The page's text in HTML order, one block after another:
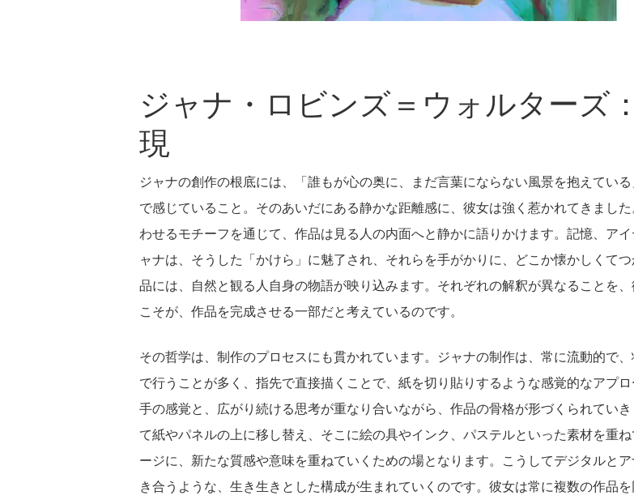
ジャナ・ロビンズ＝ウォルターズ
現
ジャナの創作の根底には、「誰もが心の奥に、まだ言葉にならない風景を抱えてい
で感じていること。そのあいだにある静かな距離感に、彼女は強く惹かれてきまし
わせるモチーフを通じて、作品は見る人の内面へと静かに語りかけます。記憶、ア
ャナは、そうした「かけら」に魅了され、それらを手がかりに、どこか懐かしくて
品には、自然と観る人自身の物語が映り込みます。それぞれの解釈が異なることを
こそが、作品を完成させる一部だと考えているのです。
その哲学は、制作のプロセスにも貫かれています。ジャナの制作は、常に流動的で
で行うことが多く、指先で直接描くことで、紙を切り貼りするような感覚的なアプ
手の感覚と、広がり続ける思考が重なり合いながら、作品の骨格が形づくられてい
て紙やパネルの上に移し替え、そこに絵の具やインク、パステルといった素材を重
ージに、新たな質感や意味を重ねていくための場となります。こうしてデジタルと
き合うような、生き生きとした構成が生まれていくのです。彼女は常に複数の作品